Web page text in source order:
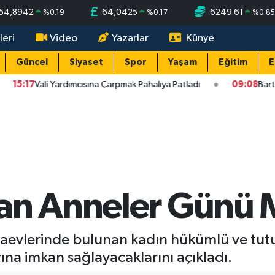
%0.19 64,0425 %0.17 6249.61 %0.85
Video Yazarlar Künye
Güncel Siyaset Spor Yaşam Eğitim
Vali Yardımcısına Çarpmak Pahalıya Patladı 09:08Bartın
Anneler Günü
bulunan kadın hükümlü ve
imkan sağlayacaklarını açıkladı.